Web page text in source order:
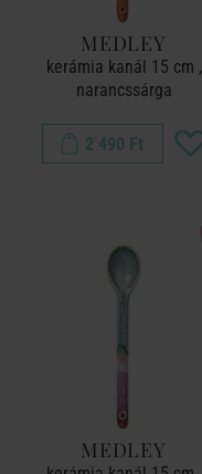
MEDLEY
kerámia kanál 15 cm ,
narancssárga
2 490 Ft
MEDLEY